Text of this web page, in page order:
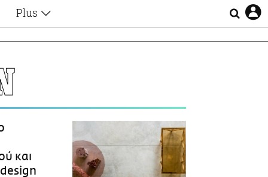
Plus
Lgbtqi+
Επιλογές
και